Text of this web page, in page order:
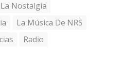
Nostalgia
La Música De NRS
Radio